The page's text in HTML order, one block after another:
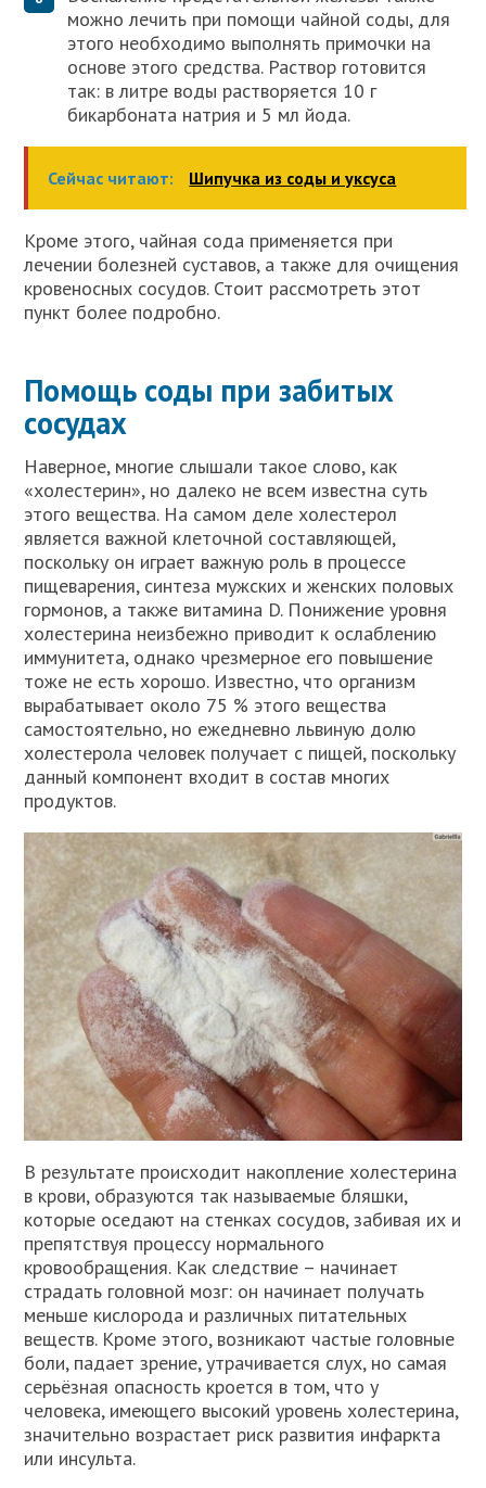
можно лечить при помощи чайной соды, для
этого необходимо выполнять примочки на
основе этого средства. Раствор готовится
так: в литре воды растворяется 10 г
бикарбоната натрия и 5 мл йода.
Сейчас читают: Шипучка из соды и уксуса
Кроме этого, чайная сода применяется при
лечении болезней суставов, а также для очищения
кровеносных сосудов. Стоит рассмотреть этот
пункт более подробно.
Помощь соды при забитых
сосудах
Наверное, многие слышали такое слово, как
«холестерин», но далеко не всем известна суть
этого вещества. На самом деле холестерол
является важной клеточной составляющей,
поскольку он играет важную роль в процессе
пищеварения, синтеза мужских и женских половых
гормонов, а также витамина D. Понижение уровня
холестерина неизбежно приводит к ослаблению
иммунитета, однако чрезмерное его повышение
тоже не есть хорошо. Известно, что организм
вырабатывает около 75 % этого вещества
самостоятельно, но ежедневно львиную долю
холестерола человек получает с пищей, поскольку
данный компонент входит в состав многих
продуктов.
В результате происходит накопление холестерина
в крови, образуются так называемые бляшки,
которые оседают на стенках сосудов, забивая их и
препятствуя процессу нормального
кровообращения. Как следствие – начинает
страдать головной мозг: он начинает получать
меньше кислорода и различных питательных
веществ. Кроме этого, возникают частые головные
боли, падает зрение, утрачивается слух, но самая
серьёзная опасность кроется в том, что у
человека, имеющего высокий уровень холестерина,
значительно возрастает риск развития инфаркта
или инсульта.